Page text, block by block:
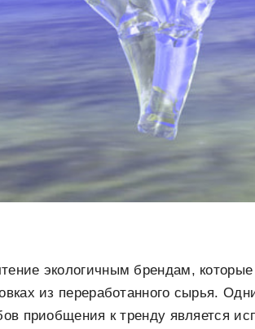
экологичным брендам,
из переработанного сырья.
приобщения к тренду является